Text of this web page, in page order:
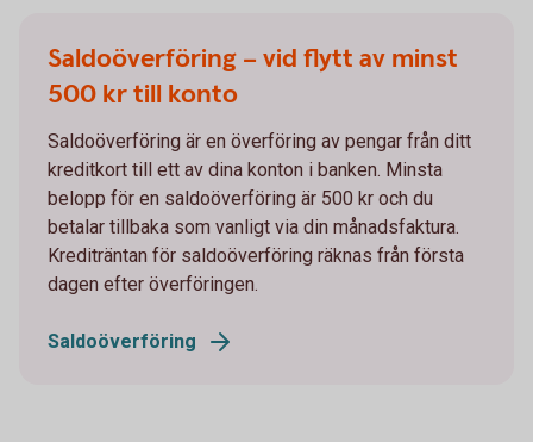
Saldoöverföring – vid flytt av minst
500 kr till konto
Saldoöverföring är en överföring av pengar från ditt
kreditkort till ett av dina konton i banken. Minsta
belopp för en saldoöverföring är 500 kr och du
betalar tillbaka som vanligt via din månadsfaktura.
Krediträntan för saldoöverföring räknas från första
dagen efter överföringen.
Saldoöverföring